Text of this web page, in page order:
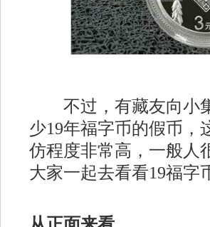
不过，有藏友向小集
少19年福字币的假币，
仿程度非常高，一般人
大家一起去看看19福字